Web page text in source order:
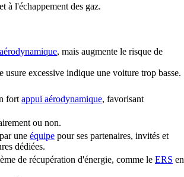
à l'échappement des gaz.
, mais augmente le risque de
excessive indique une voiture trop basse.
fort appui aérodynamique, favorisant
ou non.
une équipe pour ses partenaires, invités et
dédiées.
de récupération d'énergie, comme le ERS en